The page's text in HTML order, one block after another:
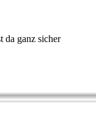
da ganz sicher